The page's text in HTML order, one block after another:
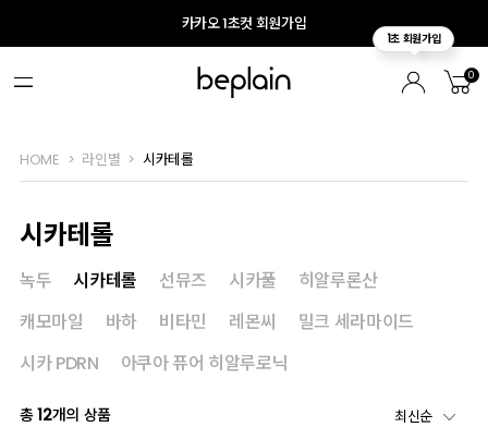
카카오 1초컷 회원가입
0
HOME 라인별 시카테롤
시카테롤
녹두 시카테롤 선뮤즈 시카풀
히알루론산
캐모마일
바하 비타민 레몬씨
밀크 세라마이드
시카 PDRN
아쿠아 퓨어 히알루로닉
총12개의 상품